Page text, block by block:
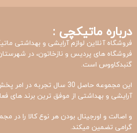
درباره ماتیکچی :
فروشگاه آنلاین لوازم آرایشی و بهداشتی
فروشگاه های پردیس و نازخاتون، در
گنبدکاووس است.
این مجموعه حاصل 30 سال
آرایشی و بهداشتی از موفق ترین برند های
و اصالت و اورجینال بودن هر نوع کالا را در
گرامی تضمین میکند.